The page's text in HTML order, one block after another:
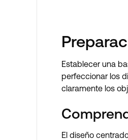
Establecer una
perfeccionar los
claramente los
El diseño